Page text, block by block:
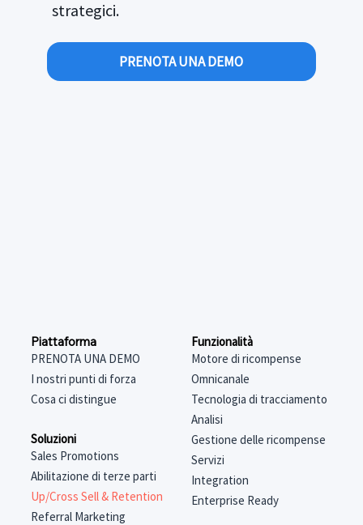
strategici.
PRENOTA UNA DEMO
Piattaforma
PRENOTA UNA DEMO
I nostri punti di forza
Cosa ci distingue
Soluzioni
Sales Promotions
Abilitazione di terze parti
Up/Cross Sell & Retention
Referral Marketing
Funzionalità
Motore di ricompense
Omnicanale
Tecnologia di tracciamento
Analisi
Gestione delle ricompense
Servizi
Integration
Enterprise Ready